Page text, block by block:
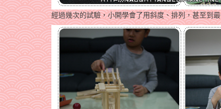
經過幾次的試驗，小開學會了用斜度、排列，甚至到